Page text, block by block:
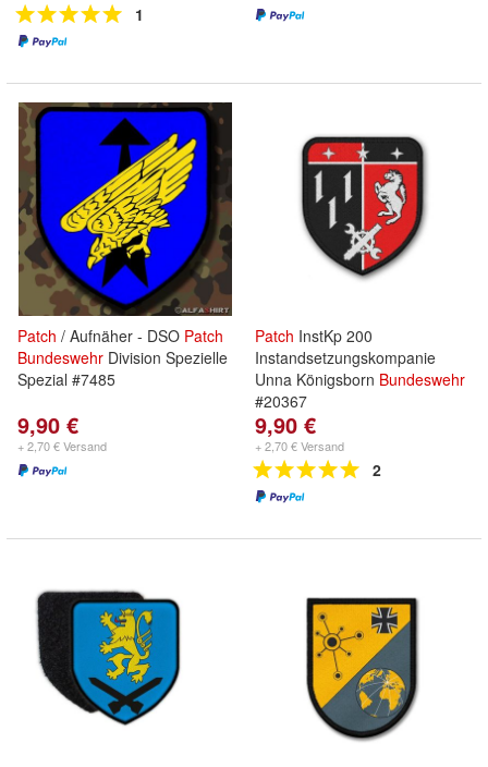
1
Patch / Aufnäher - DSO Patch
Bundeswehr Division Spezielle
Spezial #7485
9,90 €
+ 2,70 € Versand
Patch InstKp 200
Instandsetzungskompanie
Unna Königsborn Bundeswehr
#20367
9,90 €
+ 2,70 € Versand
2